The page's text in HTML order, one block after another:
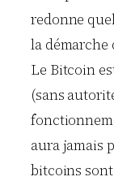
redonne
la démarche
Le Bitcoin
(sans
aura jamais
bitcoins